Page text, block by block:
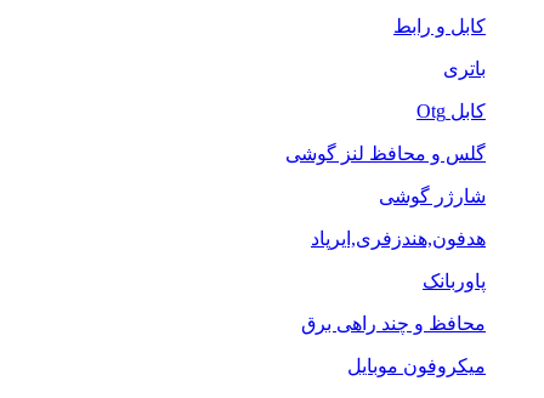
کابل و رابط
باتری
کابل Otg
گلس و محافظ لنز گوشی
شارژر گوشی
هدفون,هندزفری,ایرپاد
پاوربانک
محافظ و چند راهی برق
میکروفون موبایل